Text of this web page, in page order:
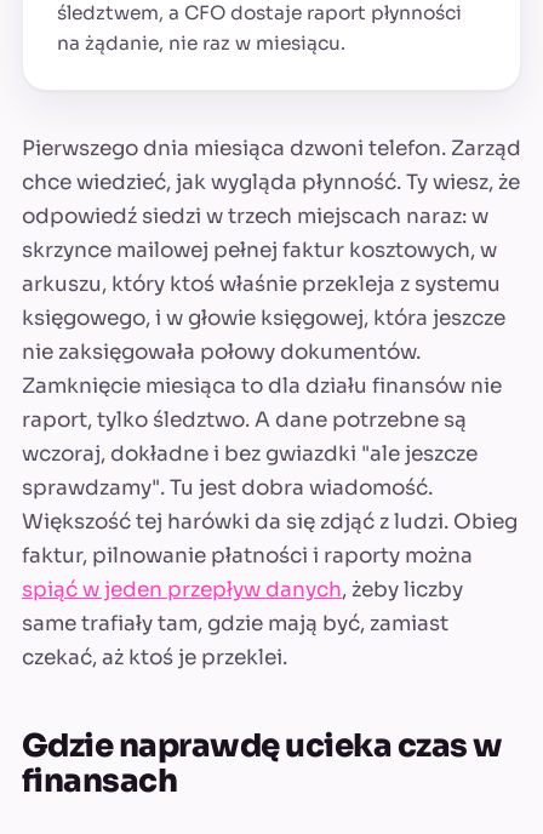
śledztwem, a CFO dostaje raport płynności
na żądanie, nie raz w miesiącu.
Pierwszego dnia miesiąca dzwoni telefon. Zarząd
chce wiedzieć, jak wygląda płynność. Ty wiesz, że
odpowiedź siedzi w trzech miejscach naraz: w
skrzynce mailowej pełnej faktur kosztowych, w
arkuszu, który ktoś właśnie przekleja z systemu
księgowego, i w głowie księgowej, która jeszcze
nie zaksięgowała połowy dokumentów.
Zamknięcie miesiąca to dla działu finansów nie
raport, tylko śledztwo. A dane potrzebne są
wczoraj, dokładne i bez gwiazdki "ale jeszcze
sprawdzamy". Tu jest dobra wiadomość.
Większość tej harówki da się zdjąć z ludzi. Obieg
faktur, pilnowanie płatności i raporty można
spiąć w jeden przepływ danych, żeby liczby
same trafiały tam, gdzie mają być, zamiast
czekać, aż ktoś je przeklei.
Gdzie naprawdę ucieka czas w
finansach